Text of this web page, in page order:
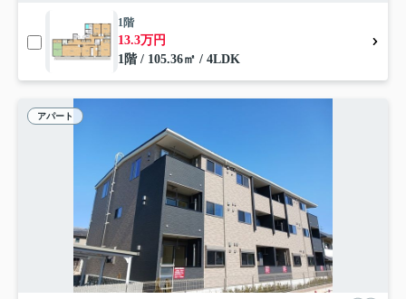
1階
13.3万円
1階 / 105.36㎡ / 4LDK
アパート